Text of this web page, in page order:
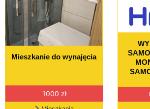
Mieszkanie do wynajęcia
1000 zł